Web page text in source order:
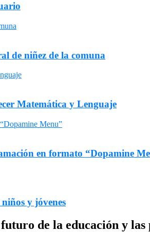
de niñez de la comuna
Matemática y Lenguaje
en formato “Dopamine
y jóvenes
de la educación y las